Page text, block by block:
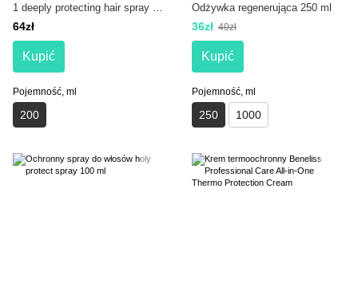
1 deeply protecting hair spray 10
in 1 200 ml
64zł
Kupić
Pojemność, ml
200
Odżywka regenerująca 250 ml
36zł 40zł
Kupić
Pojemność, ml
250 1000